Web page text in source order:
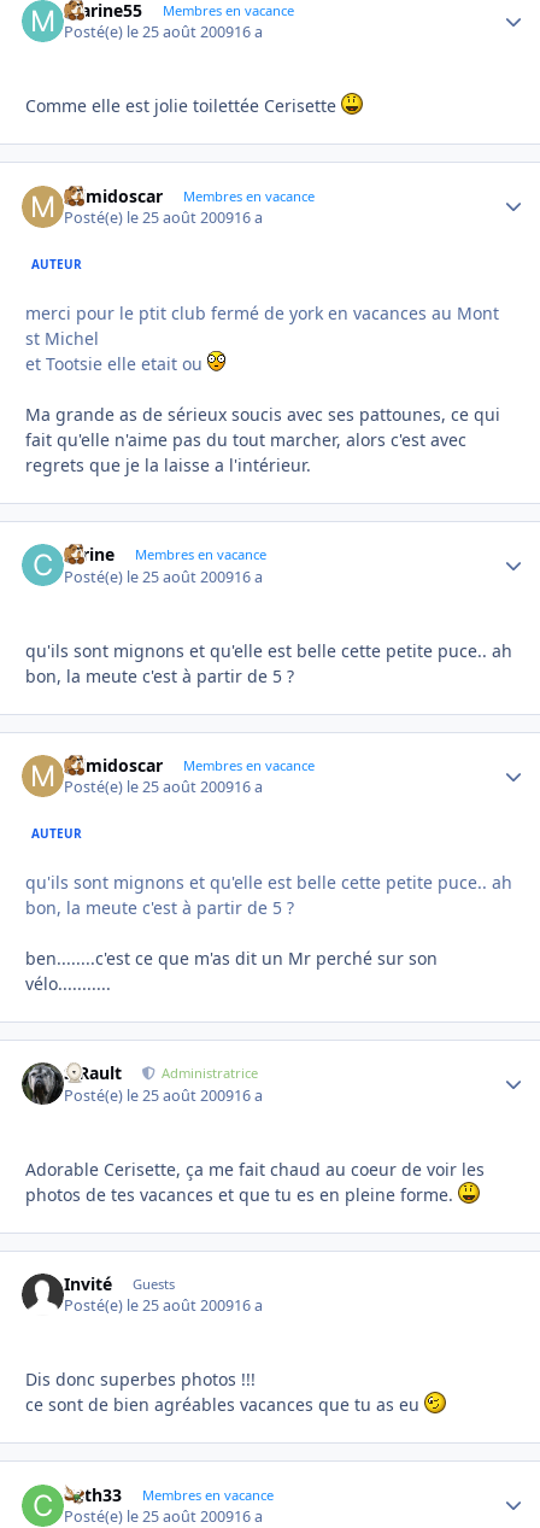
marine55 Membres en vacance
Posté(e) le 25 août 200916 a
Comme elle est jolie toilettée Cerisette
mimidoscar Membres en vacance
Posté(e) le 25 août 200916 a
AUTEUR
merci pour le ptit club fermé de york en vacances au Mont
st Michel
et Tootsie elle etait ou
Ma grande as de sérieux soucis avec ses pattounes, ce qui
fait qu'elle n'aime pas du tout marcher, alors c'est avec
regrets que je la laisse a l'intérieur.
carine Membres en vacance
Posté(e) le 25 août 200916 a
qu'ils sont mignons et qu'elle est belle cette petite puce.. ah
bon, la meute c'est à partir de 5 ?
mimidoscar Membres en vacance
Posté(e) le 25 août 200916 a
AUTEUR
qu'ils sont mignons et qu'elle est belle cette petite puce.. ah
bon, la meute c'est à partir de 5 ?
ben........c'est ce que m'as dit un Mr perché sur son
vélo...........
S.Rault Administratrice
Posté(e) le 25 août 200916 a
Adorable Cerisette, ça me fait chaud au coeur de voir les
photos de tes vacances et que tu es en pleine forme.
Invité Guests
Posté(e) le 25 août 200916 a
Dis donc superbes photos !!!
ce sont de bien agréables vacances que tu as eu
Cath33 Membres en vacance
Posté(e) le 25 août 200916 a